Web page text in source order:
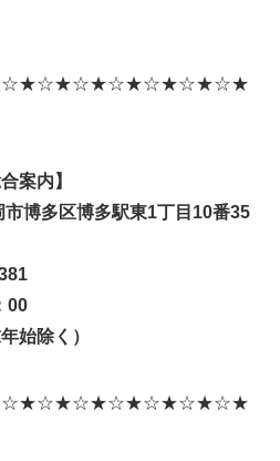
案内】
博多区博多駅東1丁目10番35
00
始除く）